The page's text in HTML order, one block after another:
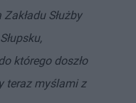
Służby
którego doszło
teraz myślami z